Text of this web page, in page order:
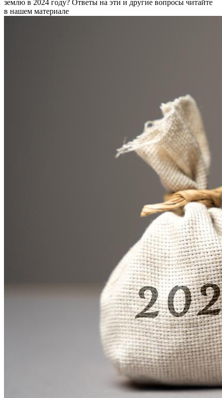
землю в 2024 году? Ответы на эти и другие вопросы читайте
в нашем материале